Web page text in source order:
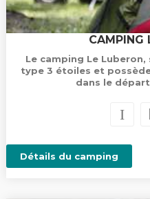
CAMPING
Le camping Le
type 3 étoiles et
dans le
Détails du camping